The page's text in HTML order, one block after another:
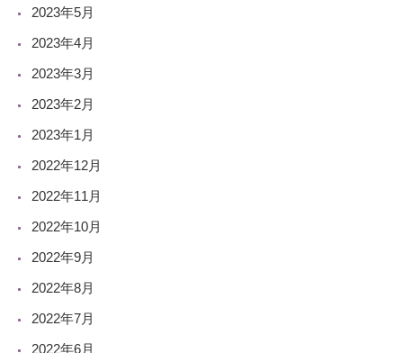
2023年5月
2023年4月
2023年3月
2023年2月
2023年1月
2022年12月
2022年11月
2022年10月
2022年9月
2022年8月
2022年7月
2022年6月